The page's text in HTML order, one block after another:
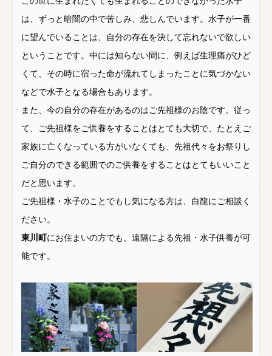
は、ずっと暗闇の中で苦しみ、悲しんでいます。水子が一番
に望んでいることは、自分の存在を決して忘れないで欲しい
ということです。中には知らない間に、例えば生理痛がひど
くて、その時に宿った命が流れてしまったことに気づかない
などで水子となる場合もあります。
また、今の自分の存在があるのはご先祖様のお陰です。従っ
て、ご先祖様をご供養をすることはとても大切で、たとえご
家族に亡くなっている方がいなくても、先祖代々をお祭りし
ご自分のできる範囲でのご供養をすることはとてもいいこと
だと思います。
ご先祖様・水子のことでもし気になる方は、白龍にご相談く
ださい。
東川町 にお住まいの方でも、遠隔による先祖・水子供養が可
能です。